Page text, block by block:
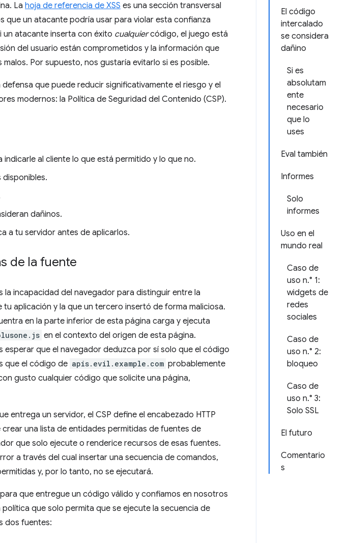
El código
intercalado
se considera
dañino
Si es
absolutam
ente
necesario
que lo
uses
Eval también
Informes
Solo
informes
Uso en el
mundo real
Caso de
uso n.° 1:
widgets de
redes
sociales
Caso de
uso n.° 2:
bloqueo
Caso de
uso n.° 3:
Solo SSL
El futuro
Comentario
s
La hoja de referencia de XSS es una sección transversal
que un atacante podría usar para violar esta confianza
un atacante inserta con éxito cualquiercódigo, el juego está
del usuario están comprometidos y la información que
Por supuesto, nos gustaría evitarlo si es posible.
que puede reducir significativamente el riesgo y el
modernos: la Política de Seguridad del Contenido (CSP).
al cliente lo que está permitido y lo que no.
dañinos.
a tu servidor antes de aplicarlos.
de la fuente
la incapacidad del navegador para distinguir entre la
aplicación y la que un tercero insertó de forma maliciosa.
en la parte inferior de esta página carga y ejecuta
en el contexto del origen de esta página.
que el navegador deduzca por sí solo que el código
que el código de apis.evil.example.com probablemente
gusto cualquier código que solicite una página,
entrega un servidor, el CSP define el encabezado HTTP
crear una lista de entidades permitidas de fuentes de
que solo ejecute o renderice recursos de esas fuentes.
a través del cual insertar una secuencia de comandos,
y, por lo tanto, no se ejecutará.
para que entregue un código válido y confiamos en nosotros
que solo permita que se ejecute la secuencia de
dos fuentes: